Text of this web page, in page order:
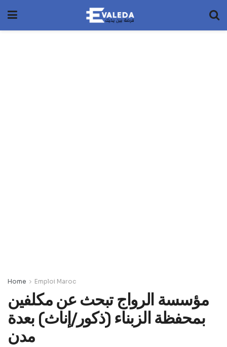
Home Emploi Maroc
مؤسسة الرواج تبحث عن مكلفين
بمحفظة الزبناء (ذكور/إناث) بعدة
مدن